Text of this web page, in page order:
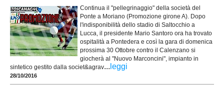
Continua il "pellegrinaggio" della società del
Ponte a Moriano (Promozione girone A). Dopo
l'indisponibilità dello stadio di Saltocchio a
Lucca, il presidente Mario Santoro ora ha trovato
ospitalità a Pontedera e così la gara di domenica
prossima 30 Ottobre contro il Calenzano si
giocherà al "Nuovo Marconcini", impianto in
sintetico gestito dalla societ&agrav... leggi
28/10/2016